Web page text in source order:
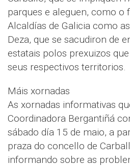
parques e aleguen, como o
Alcaldías de Galicia como
Deza, que se sacudiron de
estatais polos prexuizos
seus respectivos territorios.
Máis xornadas
As xornadas informativas
Coordinadora Bergantiñá
sábado día 15 de maio, a
praza do concello de
informando sobre as